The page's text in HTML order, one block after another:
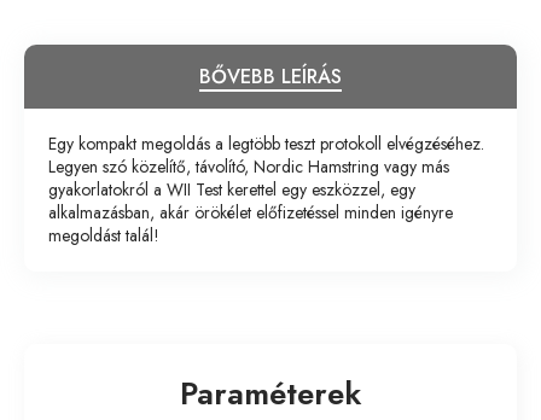
BŐVEBB LEÍRÁS
Egy kompakt megoldás a legtöbb teszt protokoll elvégzéséhez.
Legyen szó közelítő, távolító, Nordic Hamstring vagy más
gyakorlatokról a WII Test kerettel egy eszközzel, egy
alkalmazásban, akár örökélet előfizetéssel minden igényre
megoldást talál!
Paraméterek